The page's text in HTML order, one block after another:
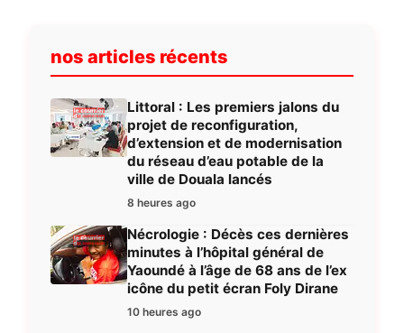
nos articles récents
Littoral : Les premiers jalons du
projet de reconfiguration,
d’extension et de modernisation
du réseau d’eau potable de la
ville de Douala lancés
8 heures ago
Nécrologie : Décès ces dernières
minutes à l’hôpital général de
Yaoundé à l’âge de 68 ans de l’ex
icône du petit écran Foly Dirane
10 heures ago